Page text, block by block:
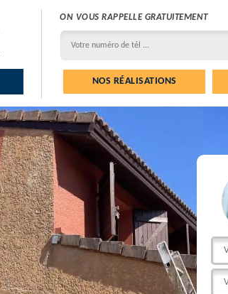
ON VOUS RAPPELLE GRATUITEMENT
NOS RÉALISATIONS